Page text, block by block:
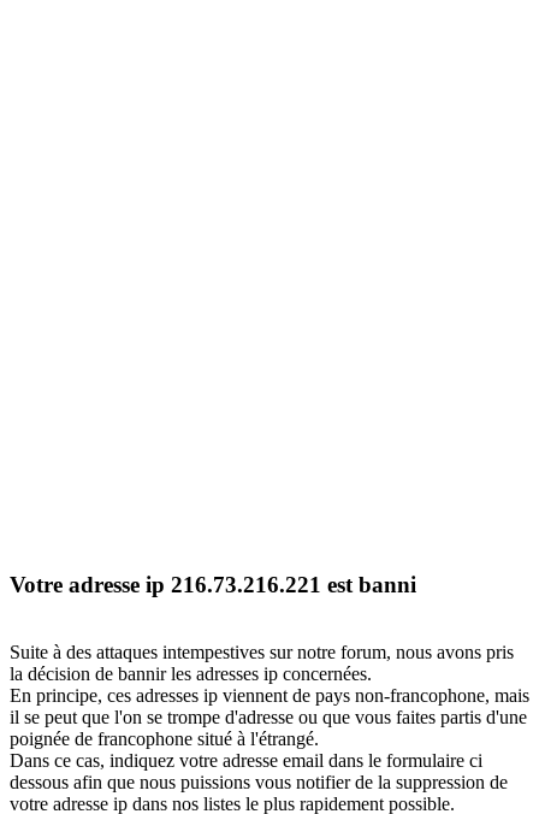
Votre adresse ip 216.73.216.221 est banni
Suite à des attaques intempestives sur notre forum, nous avons pris
la décision de bannir les adresses ip concernées.
En principe, ces adresses ip viennent de pays non-francophone, mais
il se peut que l'on se trompe d'adresse ou que vous faites partis d'une
poignée de francophone situé à l'étrangé.
Dans ce cas, indiquez votre adresse email dans le formulaire ci
dessous afin que nous puissions vous notifier de la suppression de
votre adresse ip dans nos listes le plus rapidement possible.